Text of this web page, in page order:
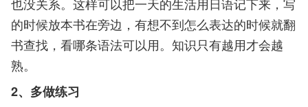
的时候放本书在旁边，有想不到怎么表达的时候就翻
书查找，看哪条语法可以用。知识只有越用才会越
熟。
2、多做练习